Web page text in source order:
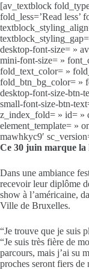
[av_textblock
fold_less=’Read
desktop-font-size= »
mini-font-size= »
fold_text_color= »
fold_btn_bg_color= »
desktop-font-size-btn-
small-font-size-btn-
z_index_fold= » id= »
element_template= »
mawhkyc9′
Ce 30 juin marque la
Dans une ambiance
recevoir leur diplôme
show à l’américaine,
Ville de Bruxelles.
“Je trouve que je suis
“Je suis très fière de
parcours, mais j’ai su
proches seront fiers de